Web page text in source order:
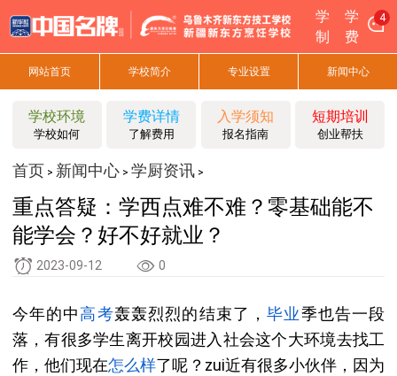
学
制
学
费
4
网站首页 学校简介 专业设置 新闻中心
学校环境
学校如何
学费详情
了解费用
入学须知
报名指南
短期培训
创业帮扶
首页 > 新闻中心> 学厨资讯>
重点答疑：学西点难不难？零基础能不
能学会？好不好就业？
2023-09-12 0
今年的中高考轰轰烈烈的结束了，毕业季也告一段
落，有很多学生离开校园进入社会这个大环境去找工
作，他们现在怎么样了呢？zui近有很多小伙伴，因为